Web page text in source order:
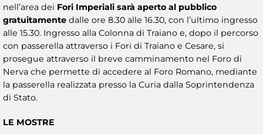
nell’area dei Fori Imperiali sarà aperto al pubblico
gratuitamente dalle ore 8.30 alle 16.30, con l’ultimo ingresso
alle 15.30. Ingresso alla Colonna di Traiano e, dopo il percorso
con passerella attraverso i Fori di Traiano e Cesare, si
prosegue attraverso il breve camminamento nel Foro di
Nerva che permette di accedere al Foro Romano, mediante
la passerella realizzata presso la Curia dalla Soprintendenza
di Stato.
LE MOSTRE